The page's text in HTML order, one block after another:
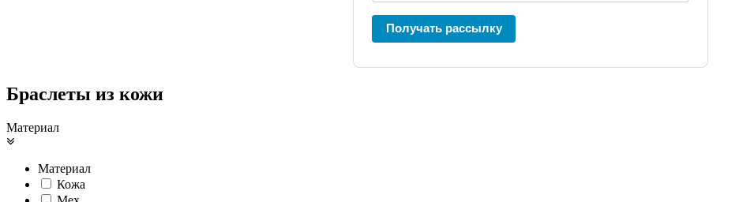
Получать рассылку
Браслеты из кожи
Материал
Материал
Кожа